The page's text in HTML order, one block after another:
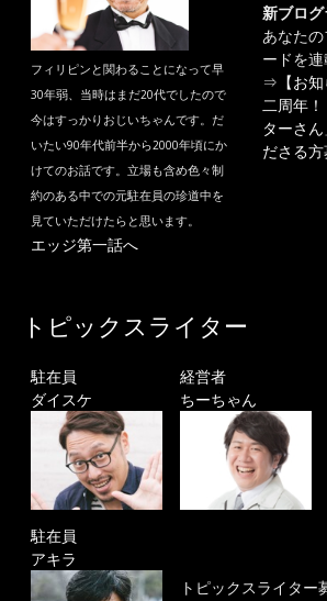
フィリピンと関わることになって早
30年弱、当時はまだ20代でしたので
今はすっかりおじいちゃんです。だ
いたい90年代前半から2000年頃にか
けてのお話です。立場も含め色々制
約のある中での元駐在員の珍道中を
見ていただけたらと思います。
エッジ第一話へ
新ブロ
あなた
ードを
⇒ 【お
二周年
ターさ
ださる方
トピックスライター
駐在員
ダイスケ
経営者
ちーちゃん
駐在員
アキラ
トピックスライター